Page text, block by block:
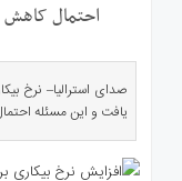
ارتباط
احتمال کاهش
یافت و این مسئله